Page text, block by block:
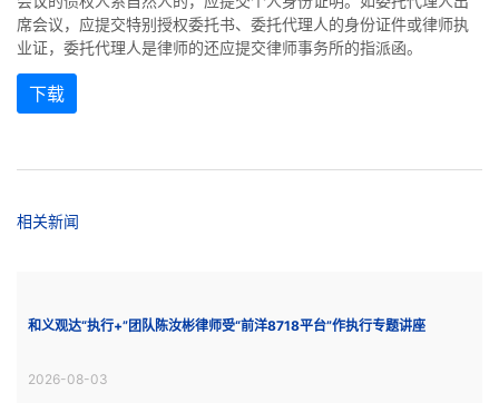
席会议，应提交特别授权委托书、委托代理人的身份证件或律师执
业证，委托代理人是律师的还应提交律师事务所的指派函。
下载
相关新闻
和义观达“执行+”团队陈汝彬律师受“前洋8718平台”作执行专题讲座
2026-08-03